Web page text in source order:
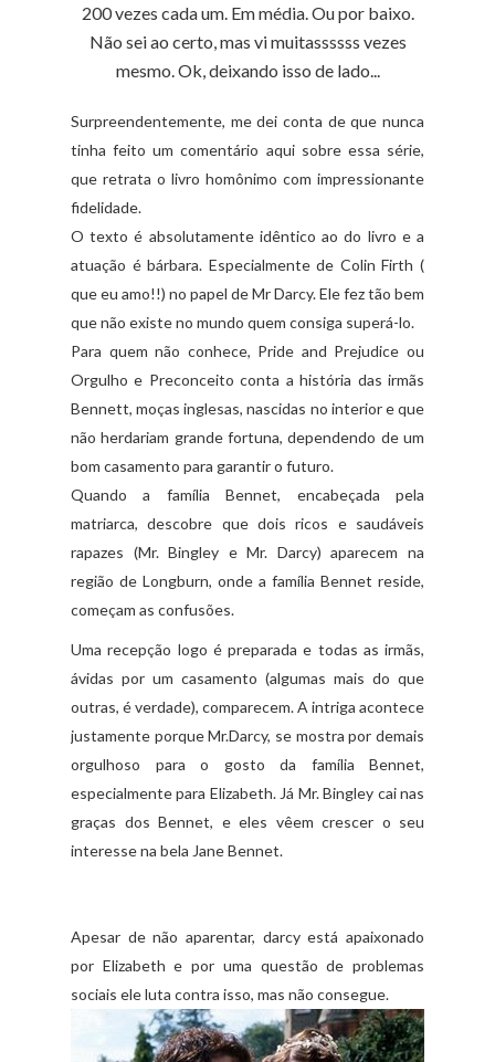
200 vezes cada um. Em média. Ou por baixo.
Não sei ao certo, mas vi muitassssss vezes
mesmo. Ok, deixando isso de lado...
Surpreendentemente, me dei conta de que nunca
tinha feito um comentário aqui sobre essa série,
que retrata o livro homônimo com impressionante
fidelidade.
O texto é absolutamente idêntico ao do livro e a
atuação é bárbara. Especialmente de Colin Firth (
que eu amo!!) no papel de Mr Darcy. Ele fez tão bem
que não existe no mundo quem consiga superá-lo.
Para quem não conhece, Pride and Prejudice ou
Orgulho e Preconceito conta a história das irmãs
Bennett, moças inglesas, nascidas no interior e que
não herdariam grande fortuna, dependendo de um
bom casamento para garantir o futuro.
Quando a família Bennet, encabeçada pela
matriarca, descobre que dois ricos e saudáveis
rapazes (Mr. Bingley e Mr. Darcy) aparecem na
região de Longburn, onde a família Bennet reside,
começam as confusões.
Uma recepção logo é preparada e todas as irmãs,
ávidas por um casamento (algumas mais do que
outras, é verdade), comparecem. A intriga acontece
justamente porque Mr.Darcy, se mostra por demais
orgulhoso para o gosto da família Bennet,
especialmente para Elizabeth. Já Mr. Bingley cai nas
graças dos Bennet, e eles vêem crescer o seu
interesse na bela Jane Bennet.
Apesar de não aparentar, darcy está apaixonado
por Elizabeth e por uma questão de problemas
sociais ele luta contra isso, mas não consegue.